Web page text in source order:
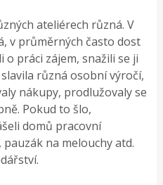
ateliérech různá. V
v průměrných často dost
o práci zájem, snažili se ji
různá osobní výročí,
nákupy, prodlužovaly se
Pokud to šlo,
domů pracovní
na melouchy atd.